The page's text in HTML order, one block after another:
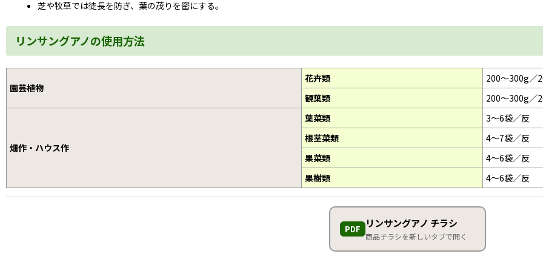
芝や牧草では徒長を防ぎ、 葉の茂りを密にする。
リンサングアノの使用方法
園芸植物
花卉類
200〜300g／
観葉類
200〜300g／
畑作・ハウス作
葉菜類
3〜6袋／反
根茎菜類
4〜7袋／反
果菜類
4〜6袋／反
果樹類
4〜6袋／反
PDF リンサングアノ チラシ
商品チラシを新しいタブで開く